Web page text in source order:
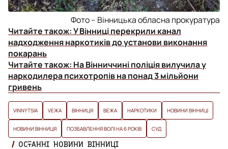
Фото – Вінницька обласна прокуратура
Читайте також:У Вінниці перекрили канал
надходження наркотиків до установи виконання
покарань
Читайте також: На Вінниччині поліція вилучила у
наркодилера психотропів на понад 3 мільйони
гривень
VINNYTSIA VЕЖА ВІННИЦЯ ВЕЖА НАРКОТИКИ НОВИНИ ВІННИЦІ
НОВИНИ ВІННИЦЯ ПОЗБАВЛЕННЯ ВОЛІ НА 6 РОКІВ СУД
ОСТАННІ НОВИНИ ВІННИЦІ